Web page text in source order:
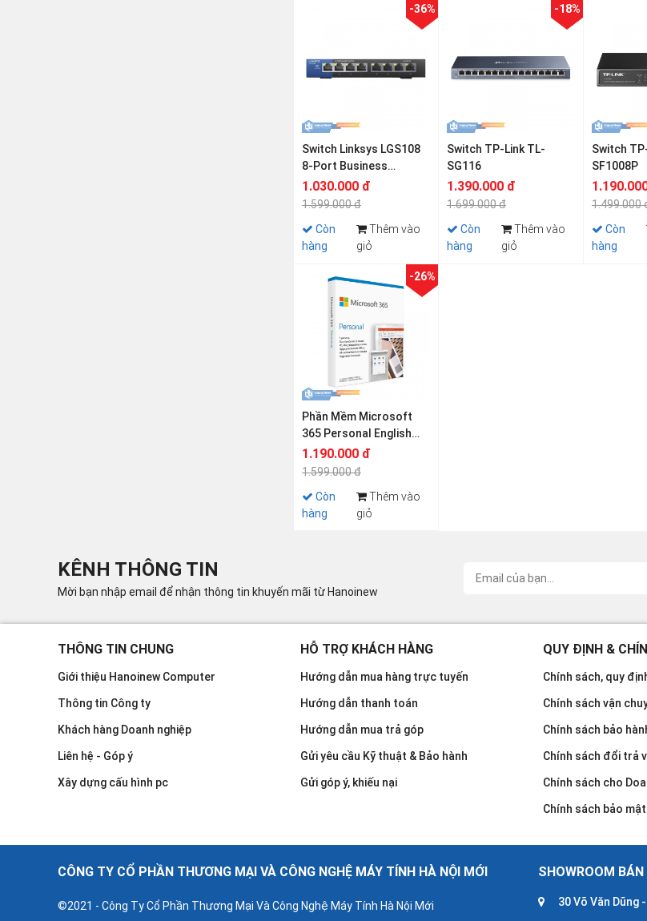
-36%
Switch Linksys LGS108
8-Port Business
Desktop Gigabit
1.030.000 đ
1.599.000 đ
Còn
hàng
Thêm vào
giỏ
-18%
Switch TP-Link TL-
SG116
1.390.000 đ
1.699.000 đ
Còn
hàng
Thêm vào
giỏ
Switch
SF1008P
1.499.000
Còn
hàng
-26%
Phần Mềm Microsoft
365 Personal English
APAC EM Subscr 1YR
Medialess
1.190.000 đ
1.599.000 đ
Còn
hàng
Thêm vào
giỏ
KÊNH THÔNG TIN
Mời bạn nhập email để nhận thông tin khuyến mãi từ Hanoinew
THÔNG TIN CHUNG
Giới thiệu Hanoinew Computer
Thông tin Công ty
Khách hàng Doanh nghiệp
Liên hệ - Góp ý
Xây dựng cấu hình pc
HỖ TRỢ KHÁCH HÀNG
Hướng dẫn mua hàng trực tuyến
Hướng dẫn thanh toán
Hướng dẫn mua trả góp
Gửi yêu cầu Kỹ thuật & Bảo hành
Gửi góp ý, khiếu nại
QUY ĐỊNH &
Chính sách, quy
Chính sách vận
Chính sách bảo
Chính sách đổi trả
Chính sách cho
Chính sách bảo mật
CÔNG TY CỔ PHẦN THƯƠNG MẠI VÀ CÔNG NGHỆ MÁY TÍNH HÀ NỘI MỚI
©2021 - Công Ty Cổ Phần Thương Mại Và Công Nghệ Máy Tính Hà Nội Mới
SHOWROOM BÁN
30 Võ Văn Dũng